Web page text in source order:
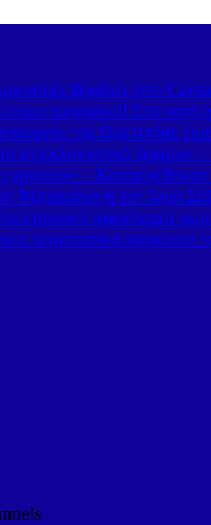
βραδιές στο
τουρισμό! Στο νησί
της Βρετανίας
όραμα» –
–
Μηταράκη ή τον Άγιο
φακέλωμα
καρκίνου